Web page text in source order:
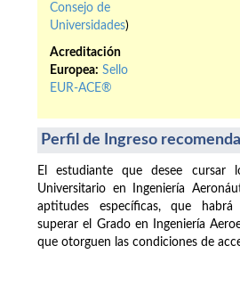
Consejo de
Universidades)
Acreditación
Europea: Sello
EUR-ACE®
Perfil de Ingreso
El estudiante que desee cursar
Universitario en Ingeniería
aptitudes específicas, que
superar el Grado en Ingeniería
que otorguen las condiciones de